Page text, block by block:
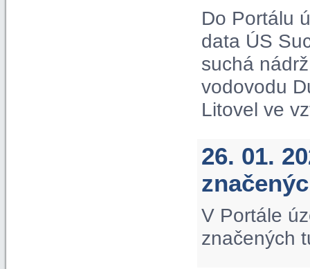
Do Portálu
data ÚS
suchá
vodovodu
Litovel ve
26. 01.
V Portále
značených